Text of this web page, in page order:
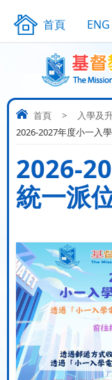
首頁 ENG
首頁 > 入學及
2026-2027年度小一入
2026-
統一派